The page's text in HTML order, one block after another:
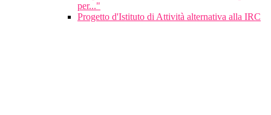
per..."
Progetto d'Istituto di Attività alternativa alla IRC